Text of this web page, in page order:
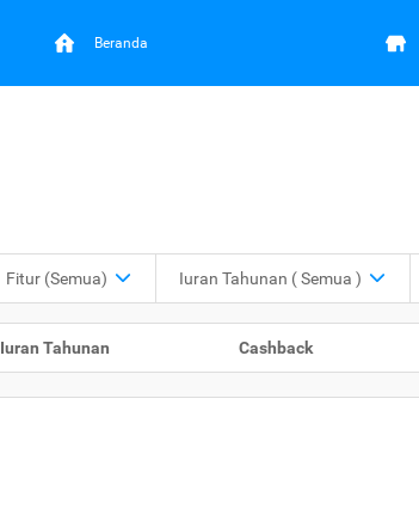
Beranda
Fitur (Semua) Iuran Tahunan ( Semua )
Iuran Tahunan Cashback